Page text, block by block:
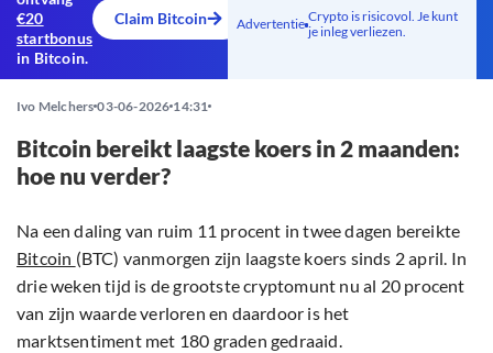
€20
startbonus
in Bitcoin.
Claim Bitcoin Advertentie Crypto is risicovol. Je kunt
je inleg verliezen.
Ivo Melchers 03-06-2026 14:31
Bitcoin bereikt laagste koers in 2 maanden:
hoe nu verder?
Na een daling van ruim 11 procent in twee dagen bereikte
Bitcoin (BTC) vanmorgen zijn laagste koers sinds 2 april. In
drie weken tijd is de grootste cryptomunt nu al 20 procent
van zijn waarde verloren en daardoor is het
marktsentiment met 180 graden gedraaid.